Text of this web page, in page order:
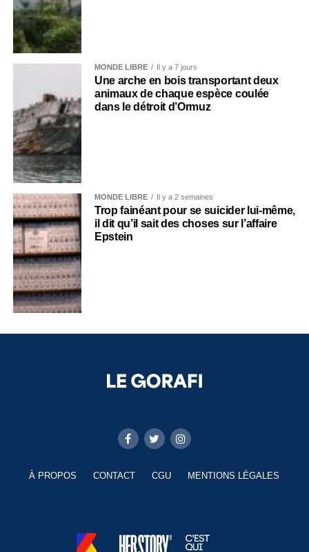
MONDE LIBRE Il y a 7 jours
Une arche en bois transportant deux
animaux de chaque espèce coulée
dans le détroit d’Ormuz
MONDE LIBRE Il y a 2 semaines
Trop fainéant pour se suicider lui-même,
il dit qu’il sait des choses sur l’affaire
Epstein
À PROPOS CONTACT CGU MENTIONS LÉGALES